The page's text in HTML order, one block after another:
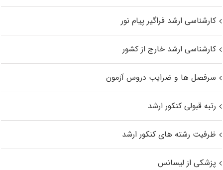
کارشناسی ارشد فراگیر پیام نور
کارشناسی ارشد خارج از کشور
سرفصل ها و ضرایب دروس آزمون
رتبه قبولی کنکور ارشد
ظرفیت رشته های کنکور ارشد
پزشکی از لیسانس